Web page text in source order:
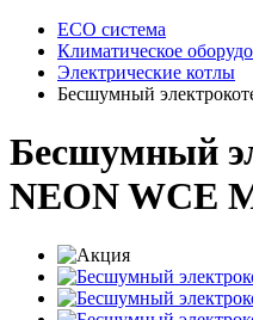
ECO система
Климатическое
Электрические котлы
Бесшумный
Бесшумный
NEON WCE